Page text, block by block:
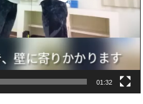
01:32